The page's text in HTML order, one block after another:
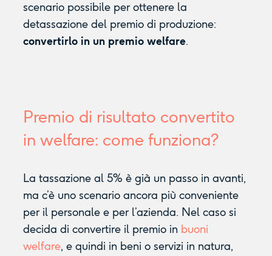
scenario possibile per ottenere la
detassazione del premio di produzione:
convertirlo in un premio welfare.
Premio di risultato convertito
in welfare: come funziona?
La tassazione al 5% è già un passo in avanti,
ma c’è uno scenario ancora più conveniente
per il personale e per l’azienda. Nel caso si
decida di convertire il premio in buoni
welfare, e quindi in beni o servizi in natura,